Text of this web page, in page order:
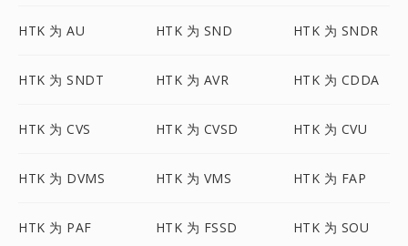
HTK 为 AU HTK 为 SND HTK 为 SNDR
HTK 为 SNDT HTK 为 AVR HTK 为 CDDA
HTK 为 CVS HTK 为 CVSD HTK 为 CVU
HTK 为 DVMS HTK 为 VMS HTK 为 FAP
HTK 为 PAF HTK 为 FSSD HTK 为 SOU